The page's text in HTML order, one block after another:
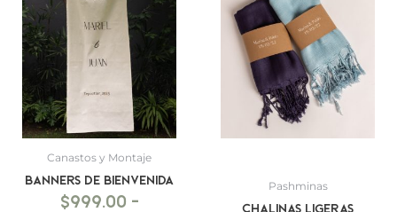
Canastos y Montaje
BANNERS DE BIENVENIDA
$999.00 -
desde
$999.00
hasta
$1,499.00
Pashminas
Chalinas ligeras